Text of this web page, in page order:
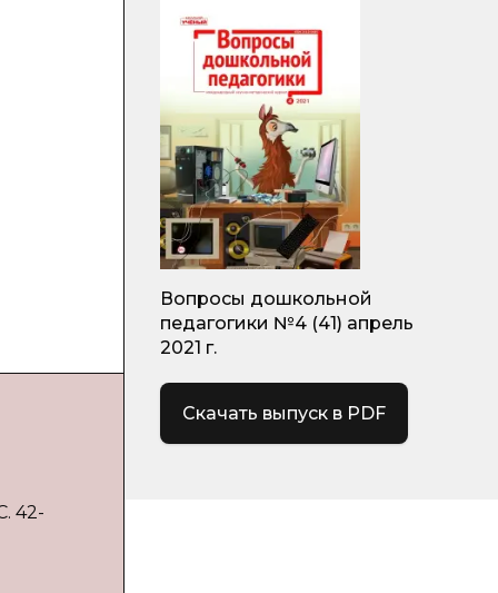
42-
Вопросы дошкольной
педагогики №4 (41) апрель
2021 г.
Скачать выпуск в PDF